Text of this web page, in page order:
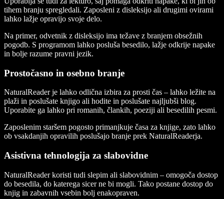
tihem branju spregledali. Zaposleni z disleksijo ali drugimi ovirami
lahko lažje opravijo svoje delo.
Na primer, odvetnik z disleksijo ima težave z branjem obsežnih
pogodb. S programom lahko posluša besedilo, lažje odkrije napake
in bolje razume pravni jezik.
Prostočasno in osebno branje
NaturalReader je lahko odlična izbira za prosti čas – lahko ležite na
plaži in poslušate knjigo ali hodite in poslušate najljubši blog.
Uporabite ga lahko pri romanih, člankih, poeziji ali besedilih pesmi.
Zaposlenim staršem pogosto primanjkuje časa za knjige, zato lahko
ob vsakdanjih opravilih poslušajo branje prek NaturalReaderja.
Asistivna tehnologija za slabovidne
NaturalReader koristi tudi slepim ali slabovidnim – omogoča dostop
do besedila, do katerega sicer ne bi mogli. Tako postane dostop do
knjig in zabavnih vsebin bolj enakopraven.